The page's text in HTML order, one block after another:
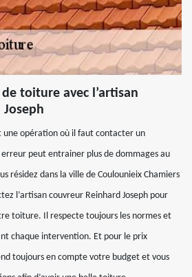
toiture avec l’artisan
une opération où il faut contacter un
peut entrainer plus de dommages au
résidez dans la ville de Coulounieix Chamiers
l’artisan couvreur Reinhard Joseph pour
toiture. Il respecte toujours les normes et
chaque intervention. Et pour le prix
toujours en compte votre budget et vous